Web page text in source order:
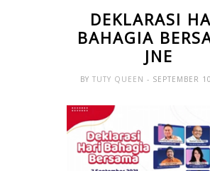
DEKLARASI
BAHAGIA
JNE
BY TUTY QUEEN - SEPTEMBER